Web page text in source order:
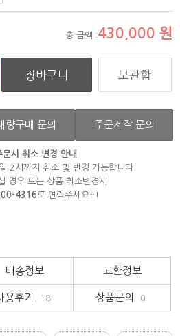
총 금액 :430,000 원
보관함
량구매 문의 주문제작 문의
문시 취소 변경 안내
2시까지 취소 및 변경 가능합니다.
경우 또는 상품 취소변경시
4316로 연락주세요~!
배송정보 교환정보
용후기 18 상품문의 0